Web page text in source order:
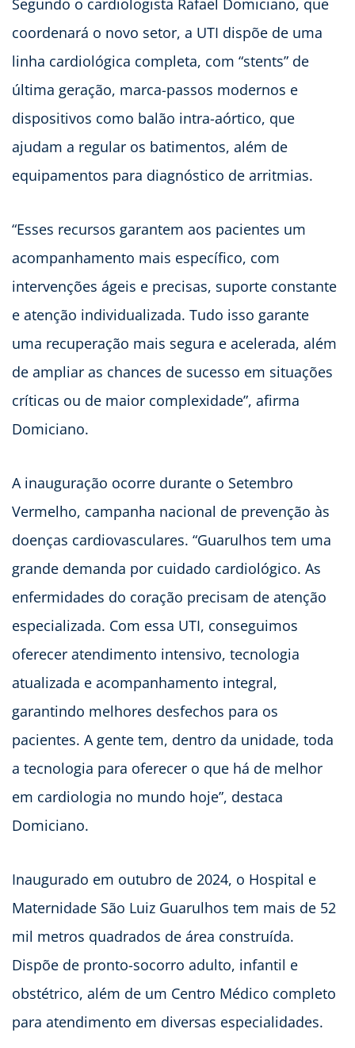
Segundo o cardiologista Rafael Domiciano, que
coordenará o novo setor, a UTI dispõe de uma
linha cardiológica completa, com “stents” de
última geração, marca-passos modernos e
dispositivos como balão intra-aórtico, que
ajudam a regular os batimentos, além de
equipamentos para diagnóstico de arritmias.
“Esses recursos garantem aos pacientes um
acompanhamento mais específico, com
intervenções ágeis e precisas, suporte constante
e atenção individualizada. Tudo isso garante
uma recuperação mais segura e acelerada, além
de ampliar as chances de sucesso em situações
críticas ou de maior complexidade”, afirma
Domiciano.
A inauguração ocorre durante o Setembro
Vermelho, campanha nacional de prevenção às
doenças cardiovasculares. “Guarulhos tem uma
grande demanda por cuidado cardiológico. As
enfermidades do coração precisam de atenção
especializada. Com essa UTI, conseguimos
oferecer atendimento intensivo, tecnologia
atualizada e acompanhamento integral,
garantindo melhores desfechos para os
pacientes. A gente tem, dentro da unidade, toda
a tecnologia para oferecer o que há de melhor
em cardiologia no mundo hoje”, destaca
Domiciano.
Inaugurado em outubro de 2024, o Hospital e
Maternidade São Luiz Guarulhos tem mais de 52
mil metros quadrados de área construída.
Dispõe de pronto-socorro adulto, infantil e
obstétrico, além de um Centro Médico completo
para atendimento em diversas especialidades.